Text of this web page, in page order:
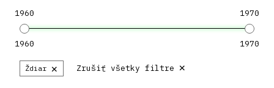
1960 1970
1960 1970
Ždiar × Zrušiť všetky filtre ×